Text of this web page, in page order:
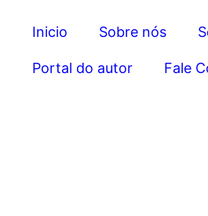
Inicio Sobre nós
Portal do autor Fale